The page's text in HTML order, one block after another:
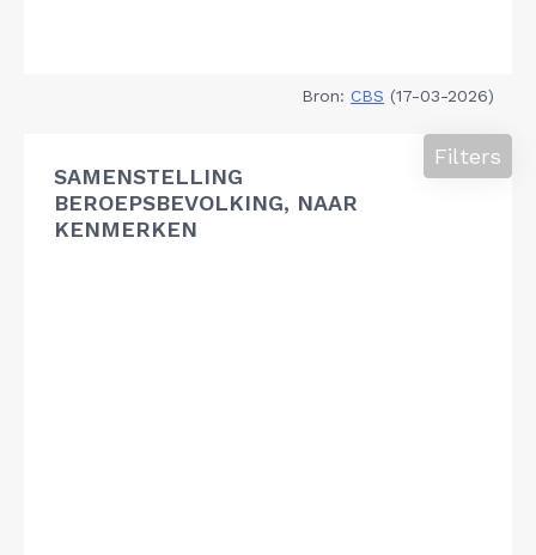
Bron: CBS (17-03-2026)
SAMENSTELLING
BEROEPSBEVOLKING, NAAR
KENMERKEN
Filters